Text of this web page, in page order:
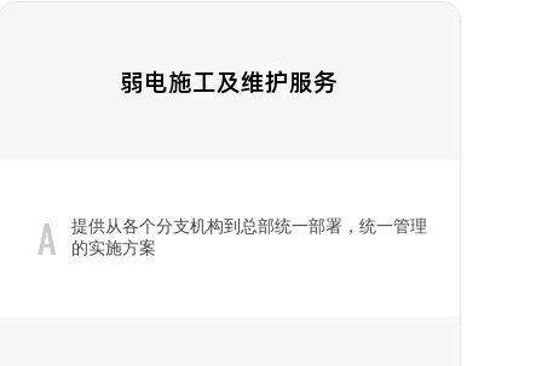
弱电施工及维护服务
A
提供从各个分支机构到总部统一部署，统一管理
的实施方案